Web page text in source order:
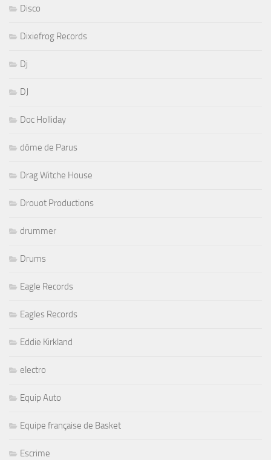
Disco
Dixiefrog Records
Dj
DJ
Doc Holliday
dôme de Parus
Drag Witche House
Drouot Productions
drummer
Drums
Eagle Records
Eagles Records
Eddie Kirkland
electro
Equip Auto
Equipe française de Basket
Escrime